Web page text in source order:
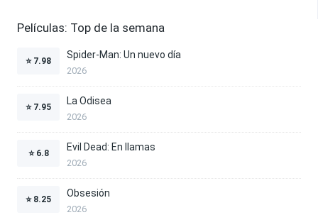
Películas: Top de la semana
⭐ 7.98
Spider-Man: Un nuevo día
2026
⭐ 7.95
La Odisea
2026
⭐ 6.8
Evil Dead: En llamas
2026
⭐ 8.25
Obsesión
2026